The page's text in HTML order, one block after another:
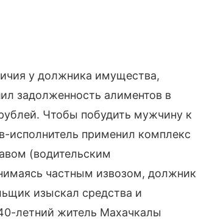
у должника имущества,
задолженность алиментов в
Чтобы побудить мужчину к
исполнитель применил комплекс
(водительским
частным извозом, должник
изыскал средства и
летний житель Махачкалы